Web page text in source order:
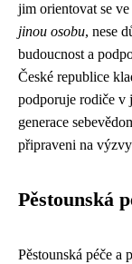
jim orientovat se ve
jinou osobu, nese
budoucnost a
České republice
podporuje rodiče v
generace
připraveni na
Pěstounská
Pěstounská péče a